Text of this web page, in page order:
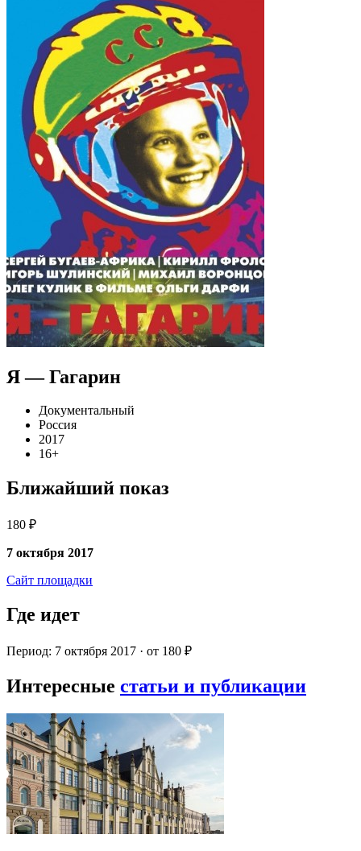
Я — Гагарин
Документальный
Россия
2017
16+
Ближайший показ
180 ₽
7 октября 2017
Сайт площадки
Где идет
Период: 7 октября 2017 · от 180 ₽
Интересные статьи и публикации